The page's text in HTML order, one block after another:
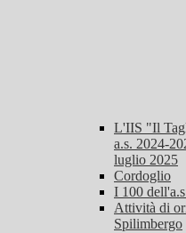
L'IIS "Il
a.s. 2024-
luglio 2025
Cordoglio
I 100
Attività di
Spilimbergo